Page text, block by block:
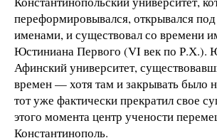
переформировывался, открывался
именами, и существовал со времени
Юстиниана Первого (VI век по Р.Х.).
Афинский университет,
времен — хотя там и закрывать было
тот уже фактически прекратил свое
этого момента центр учености
Константинополь.